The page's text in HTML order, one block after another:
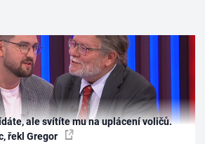
ale svítíte mu na uplácení voličů.
řekl Gregor